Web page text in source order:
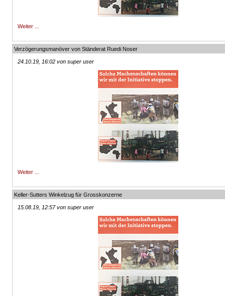
Weiter ...
Verzögerungsmanöver von Ständerat Ruedi Noser
24.10.19, 16:02 von super user
Weiter ...
Keller-Sutters Winkelzug für Grosskonzerne
15.08.19, 12:57 von super user